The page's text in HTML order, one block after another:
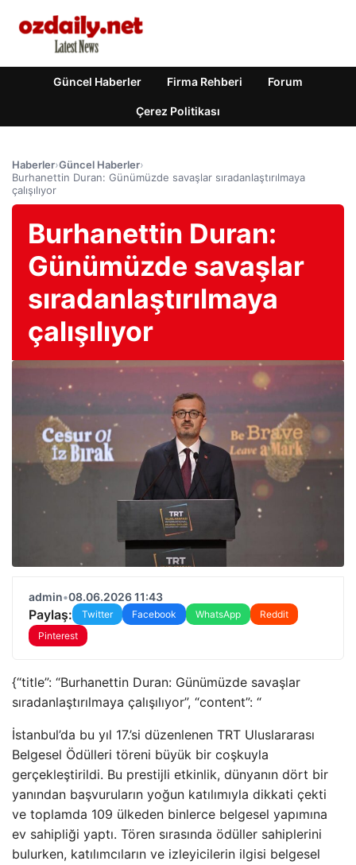
Güncel Haberler Firma Rehberi Forum
Çerez Politikası
Haberler›Güncel Haberler›
Burhanettin Duran: Günümüzde savaşlar sıradanlaştırılmaya
çalışılıyor
Burhanettin Duran:
Günümüzde savaşlar
sıradanlaştırılmaya
çalışılıyor
admin•08.06.2026 11:43
Paylaş: Twitter Facebook WhatsApp
Reddit
Pinterest
{“title”: “Burhanettin Duran: Günümüzde savaşlar
sıradanlaştırılmaya çalışılıyor”, “content”: “
İstanbul’da bu yıl 17.’si düzenlenen TRT Uluslararası
Belgesel Ödülleri töreni büyük bir coşkuyla
gerçekleştirildi. Bu prestijli etkinlik, dünyanın dört bir
yanından başvuruların yoğun katılımıyla dikkati çekti
ve toplamda 109 ülkeden binlerce belgesel yapımına
ev sahipliği yaptı. Tören sırasında ödüller sahiplerini
bulurken, katılımcıların ve izleyicilerin ilgisi belgesel